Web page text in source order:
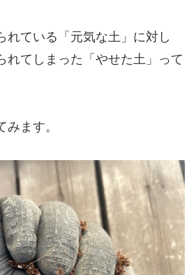
れている「元気な土」に対し
れてしまった「やせた土」って
ます。